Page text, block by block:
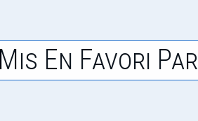
Mis En Favori Par